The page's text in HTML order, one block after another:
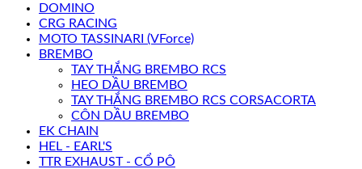
DOMINO
CRG RACING
MOTO TASSINARI (VForce)
BREMBO
TAY THẮNG BREMBO RCS
HEO DẦU BREMBO
TAY THẮNG BREMBO RCS CORSACORTA
CÔN DẦU BREMBO
EK CHAIN
HEL - EARL'S
TTR EXHAUST - CỔ PÔ